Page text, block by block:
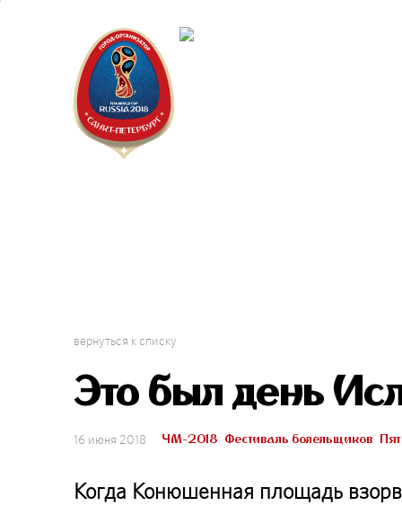
вернуться к списку
Это был день
16 июня 2018 ЧМ-2018 Фестиваль болельщиков
Когда Конюшенная площадь